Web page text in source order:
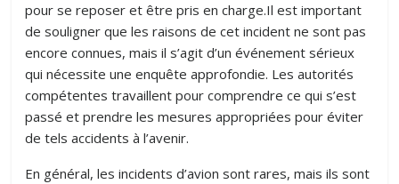
pour se reposer et être pris en charge.Il est important
de souligner que les raisons de cet incident ne sont pas
encore connues, mais il s’agit d’un événement sérieux
qui nécessite une enquête approfondie. Les autorités
compétentes travaillent pour comprendre ce qui s’est
passé et prendre les mesures appropriées pour éviter
de tels accidents à l’avenir.
En général, les incidents d’avion sont rares, mais ils sont